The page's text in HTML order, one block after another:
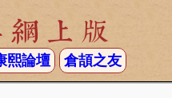
上版
熙論壇 倉頡之友